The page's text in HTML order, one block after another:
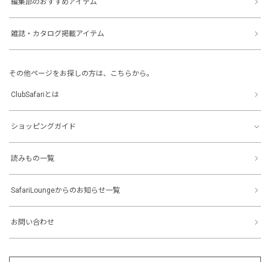
雑誌・カタログ掲載アイテム
その他ページをお探しの方は、こちらから。
ClubSafariとは
ショッピングガイド
読みもの一覧
SafariLoungeからのお知らせ一覧
お問い合わせ